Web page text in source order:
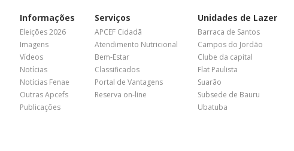
Informações
Eleições 2026
Imagens
Vídeos
Notícias
Notícias Fenae
Outras Apcefs
Publicações
Serviços
APCEF Cidadã
Atendimento Nutricional
Bem-Estar
Classificados
Portal de Vantagens
Reserva on-line
Unidades de Lazer
Barraca de Santos
Campos do Jordão
Clube da capital
Flat Paulista
Suarão
Subsede de Bauru
Ubatuba